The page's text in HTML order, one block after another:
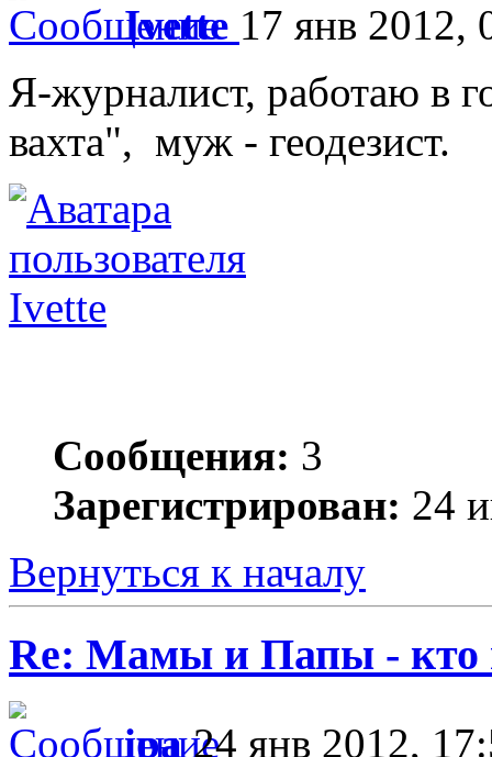
Ivette 17 янв 2012,
Я-журналист, работаю в
вахта", муж - геодезист.
Ivette
Сообщения: 3
Зарегистрирован: 24
Вернуться к началу
Re: Мамы и Папы - кто
ipa24 янв 2012,